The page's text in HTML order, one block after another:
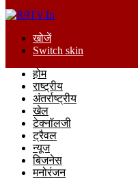
खोजें
Switch skin
होम
राष्ट्रीय
अंतर्राष्ट्रीय
खेल
टेक्नॉलजी
ट्रैवल
न्यूज
बिजनेस
मनोरंजन